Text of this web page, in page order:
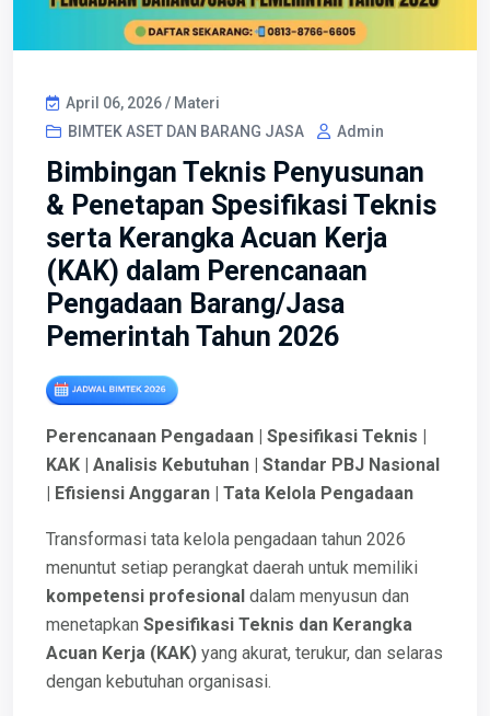
April 06, 2026 / Materi
BIMTEK ASET DAN BARANG JASA
Admin
Bimbingan Teknis Penyusunan
& Penetapan Spesifikasi Teknis
serta Kerangka Acuan Kerja
(KAK) dalam Perencanaan
Pengadaan Barang/Jasa
Pemerintah Tahun 2026
Perencanaan Pengadaan | Spesifikasi Teknis |
KAK | Analisis Kebutuhan | Standar PBJ Nasional
| Efisiensi Anggaran | Tata Kelola Pengadaan
Transformasi tata kelola pengadaan tahun 2026
menuntut setiap perangkat daerah untuk memiliki
kompetensi profesional dalam menyusun dan
menetapkan Spesifikasi Teknis dan Kerangka
Acuan Kerja (KAK) yang akurat, terukur, dan selaras
dengan kebutuhan organisasi.